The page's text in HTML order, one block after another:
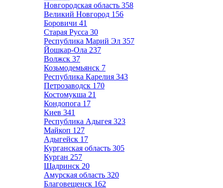
Новгородская область 358
Великий Новгород 156
Боровичи 41
Старая Русса 30
Республика Марий Эл 357
Йошкар-Ола 237
Волжск 37
Козьмодемьянск 7
Республика Карелия 343
Петрозаводск 170
Костомукша 21
Кондопога 17
Киев 341
Республика Адыгея 323
Майкоп 127
Адыгейск 17
Курганская область 305
Курган 257
Шадринск 20
Амурская область 320
Благовещенск 162